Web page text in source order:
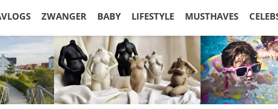
ZWANGER BABY LIFESTYLE MUSTHAVES